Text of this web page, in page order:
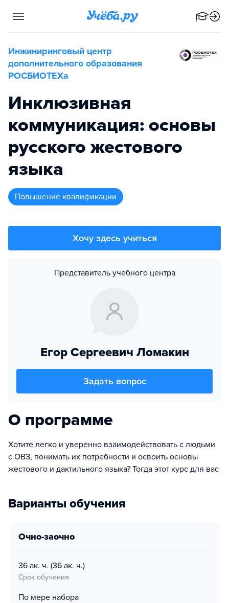
Инжиниринговый центр
дополнительного образования
РОСБИОТЕХа
Инклюзивная
коммуникация: основы
русского жестового
языка
повышение квалификации
Хочу здесь учиться
Представитель учебного центра
Егор Сергеевич Ломакин
Задать вопрос
О программе
Хотите легко и уверенно взаимодействовать с людьми
с ОВЗ, понимать их потребности и освоить основы
жестового и дактильного языка? Тогда этот курс для вас
Варианты обучения
очно-заочно
36 ак. ч. (36 ак. ч.)
Срок обучения
По мере набора